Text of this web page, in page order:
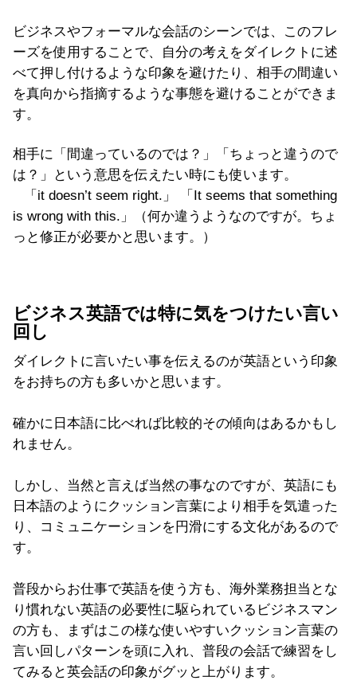
ビジネスやフォーマルな会話のシーンでは、このフレ
ーズを使用することで、自分の考えをダイレクトに述
べて押し付けるような印象を避けたり、相手の間違い
を真向から指摘するような事態を避けることができま
す。
相手に「間違っているのでは？」「ちょっと違うので
は？」という意思を伝えたい時にも使います。
「it doesn’t seem right.」 「It seems that something
is wrong with this.」（何か違うようなのですが。ちょ
っと修正が必要かと思います。）
ビジネス英語では特に気をつけたい言い
回し
ダイレクトに言いたい事を伝えるのが英語という印象
をお持ちの方も多いかと思います。
確かに日本語に比べれば比較的その傾向はあるかもし
れません。
しかし、当然と言えば当然の事なのですが、英語にも
日本語のようにクッション言葉により相手を気遣った
り、コミュニケーションを円滑にする文化があるので
す。
普段からお仕事で英語を使う方も、海外業務担当とな
り慣れない英語の必要性に駆られているビジネスマン
の方も、まずはこの様な使いやすいクッション言葉の
言い回しパターンを頭に入れ、普段の会話で練習をし
てみると英会話の印象がグッと上がります。